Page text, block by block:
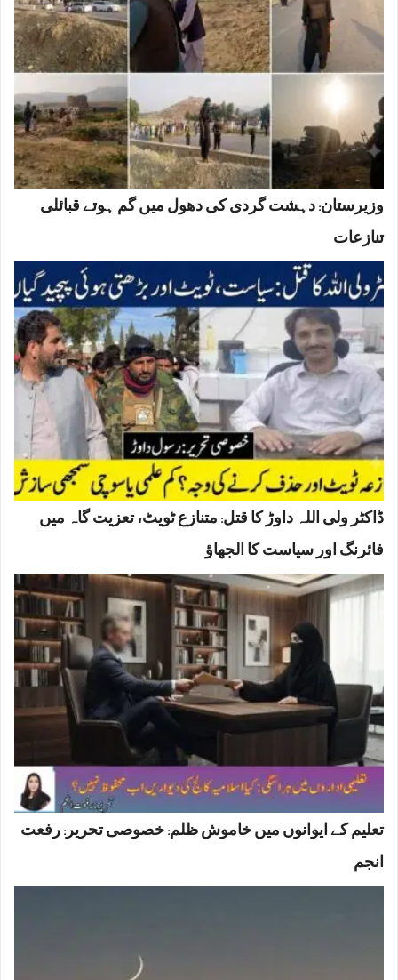
وزیرستان: دہشت گردی کی دھول میں گم ہوتے قبائلی
تنازعات
ڈاکٹر ولی اللہ داوڑ کا قتل: متنازع ٹویٹ، تعزیت گاہ میں
فائرنگ اور سیاست کا الجھاؤ
تعلیم کے ایوانوں میں خاموش ظلم: خصوصی تحریر: رفعت
انجم